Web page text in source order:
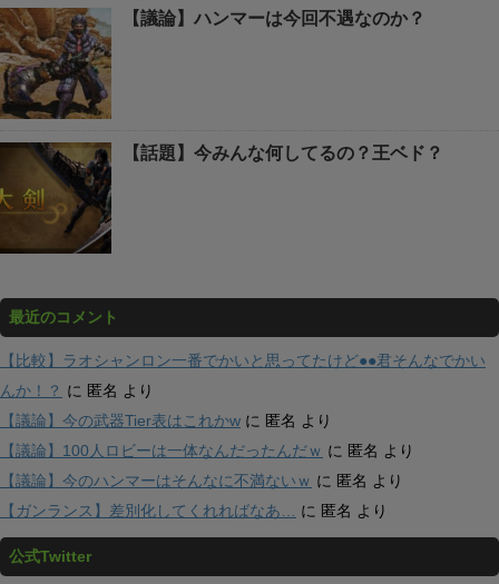
【議論】ハンマーは今回不遇なのか？
【話題】今みんな何してるの？王ベド？
最近のコメント
【比較】ラオシャンロン一番でかいと思ってたけど●●君そんなでかい
んか！？ に 匿名 より
【議論】今の武器Tier表はこれかw に 匿名 より
【議論】100人ロビーは一体なんだったんだｗ に 匿名 より
【議論】今のハンマーはそんなに不満ないｗ に 匿名 より
【ガンランス】差別化してくれればなあ… に 匿名 より
公式Twitter